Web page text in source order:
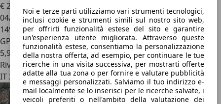
Noi e terze parti utilizziamo vari strumenti tecnologici,
inclusi cookie e strumenti simili sul nostro sito web,
per offrirti funzionalità estese del sito e garantire
un'esperienza utente migliorata. Attraverso queste
funzionalità estese, consentiamo la personalizzazione
della nostra offerta, ad esempio, per continuare le tue
ricerche in una visita successiva, per mostrarti offerte
adatte alla tua zona o per fornire e valutare pubblicità
e messaggi personalizzati. Salviamo il tuo indirizzo e-
mail localmente se lo inserisci per le ricerche salvate, i
veicoli preferiti o nell'ambito della valutazione dei
€ 2.900
04/2009
149.200 km
GPL
5,9 l/100 km (comb.)
Rivenditore
IT 20051